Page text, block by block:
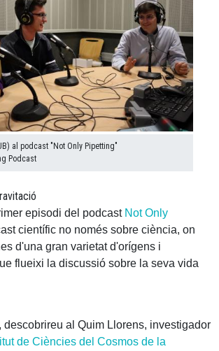
al podcast "Not Only Pipetting"
Podcast
episodi del podcast Not Only
científic no només sobre ciència, on
d'una gran varietat d'orígens i
flueixi la discussió sobre la seva vida
descobrireu al Quim Llorens, investigador
de Ciències del Cosmos de la